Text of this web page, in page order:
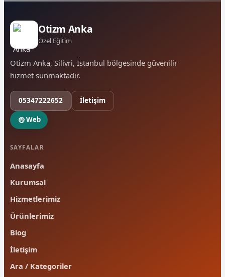
Otizm Anka
Özel Eğitim
Otizm Anka, Silivri, İstanbul bölgesinde güvenilir
hizmet sunmaktadır.
05347222652 İletişim
Web
SAYFALAR
Anasayfa
Kurumsal
Hizmetlerimiz
Ürünlerimiz
Blog
İletişim
Ara / Kategoriler